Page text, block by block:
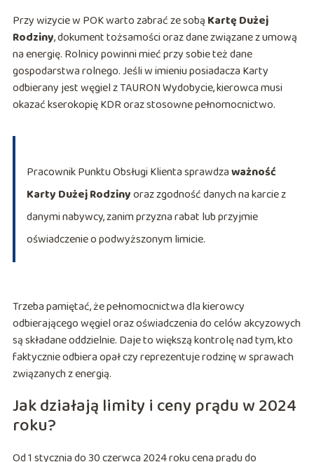
Przy wizycie w POK warto zabrać ze sobą Kartę Dużej
Rodziny, dokument tożsamości oraz dane związane z umową
na energię. Rolnicy powinni mieć przy sobie też dane
gospodarstwa rolnego. Jeśli w imieniu posiadacza Karty
odbierany jest węgiel z TAURON Wydobycie, kierowca musi
okazać kserokopię KDR oraz stosowne pełnomocnictwo.
Pracownik Punktu Obsługi Klienta sprawdzaważność
Karty Dużej Rodzinyoraz zgodność danych na karcie z
danymi nabywcy, zanim przyzna rabat lub przyjmie
oświadczenie o podwyższonym limicie.
Trzeba pamiętać, że pełnomocnictwa dla kierowcy
odbierającego węgiel oraz oświadczenia do celów akcyzowych
są składane oddzielnie. Daje to większą kontrolę nad tym, kto
faktycznie odbiera opał czy reprezentuje rodzinę w sprawach
związanych z energią.
Jak działają limity i ceny prądu w 2024
roku?
Od 1 stycznia do 30 czerwca 2024 roku cena prądu do